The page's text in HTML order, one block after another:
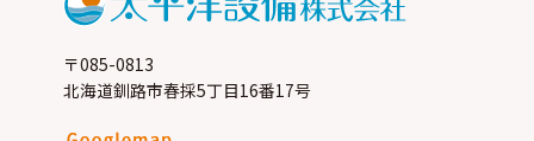
〒085-0813
北海道釧路市春採5丁目16番17号